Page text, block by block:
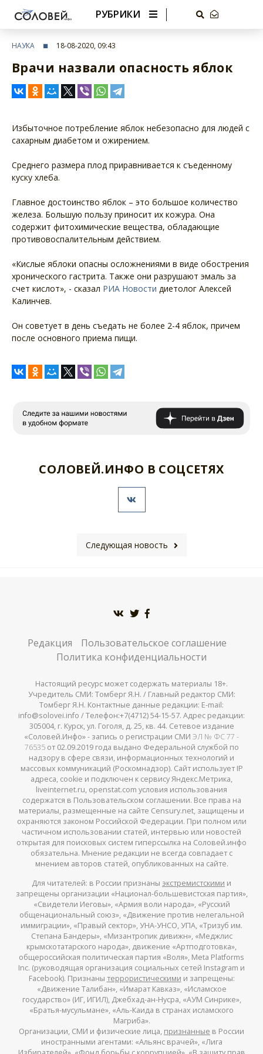
РУБРИКИ
НАУКА 18-08-2020, 09:43
Врачи назвали опасность яблок
Избыточное потребление яблок небезопасно для людей с
сахарным диабетом и ожирением.
Среднего размера плод приравнивается к съеденному
куску хлеба.
Главное достоинство яблок – это большое количество
железа. Большую пользу приносит их кожура. Она
содержит фитохимические вещества, обладающие
противовоспалительным действием.
«Кислые яблоки опасны осложнениями в виде обострения
хронического гастрита. Также они разрушают эмаль за
счет кислот», - сказал РИА Новости диетолог Алексей
Калинчев.
Он советует в день съедать не более 2-4 яблок, причем
после основного приема пищи.
СОЛОВЕЙ.ИНФО В СОЦСЕТЯХ
Следующая новость
Редакция
Пользовательское соглашение
Политика конфиденциальности
Настоящий ресурс может содержать материалы 18+.
Учредитель СМИ: Томберг Я.Н. / Главный редактор СМИ:
Томберг Я.Н. Контактные данные редакции: E-mail:
info@solovei.info / Телефон:+7(4712) 54-15-57. Адрес редакции:
305004, г. Курск, ул. Гоголя, д. 25, кв. 44. Сетевое издание
«Соловей.Инфо» - запись о регистрации СМИ ЭЛ № ФС 77 -
76535от 02.09.2019 года выдано Федеральной службой по
надзору в сфере связи, информационных технологий и
массовых коммуникаций (Роскомнадзор). Сайт использует IP
адреса, cookie и подключен к сервису Яндекс.Метрика,
liveinternet.ru, openstat.com условия использования
содержатся в Пользовательском соглашении. Все права на
материалы, размещенные на сайте Censury.net, защищены и
охраняются законом Российской Федерации. При полном или
частичном использовании статей, интервью или новостей
открытая для поисковых систем гиперссылка на Соловей.инфо
обязательна. Мнение редакции не всегда совпадает с
мнением авторов статей, опубликованных на сайте.
Для читателей: в России признаны экстремистскими и
запрещены организации «Национал-большевистская партия»,
«Свидетели Иеговы», «Армия воли народа», «Русский
общенациональный союз», «Движение против нелегальной
иммиграции», «Правый сектор», УНА-УНСО, УПА, «Тризуб им.
Степана Бандеры», «Мизантропик дивижн», «Меджлис
крымскотатарского народа», движение «Артподготовка»,
общероссийская политическая партия «Воля», Meta Platforms
Inc. (руководящая организация социальных сетей Instagram и
Facebook). Признаны террористическими и запрещены:
«Движение Талибан», «Имарат Кавказ», «Исламское
государство» (ИГ, ИГИЛ), Джебхад-ан-Нусра, «АУМ Синрике»,
«Братья-мусульмане», «Аль-Каида в странах исламского
Магриба».
Организации, СМИ и физические лица, признанные в России
иностранными агентами: «Альянс врачей», «Лига